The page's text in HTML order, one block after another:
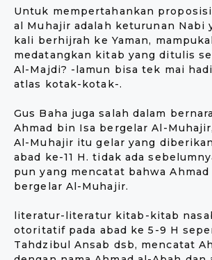
Untuk mempertahankan
al Muhajir adalah keturunan Nabi
kali berhijrah ke Yaman,
medatangkan kitab yang ditulis
Al-Majdi? -lamun bisa tek mai
atlas kotak-kotak-.
Gus Baha juga salah dalam
Ahmad bin Isa bergelar Al-
Al-Muhajir itu gelar yang diberikan
abad ke-11 H. tidak ada
pun yang mencatat bahwa
bergelar Al-Muhajir.
literatur-literatur kitab-kitab
otoritatif pada abad ke 5-9 H
Tahdzibul Ansab dsb, mencatat